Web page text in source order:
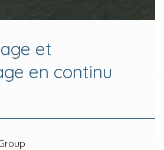
et
en continu